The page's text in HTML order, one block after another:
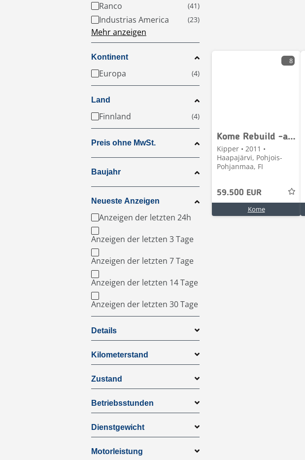
Ranco
Industrias America
Mehr anzeigen
Kontinent
Europa
Land
Finnland
Preis ohne MwSt.
Baujahr
Neueste Anzeigen
Anzeigen der letzten 24h
Anzeigen der letzten 3 Tage
Anzeigen der letzten 7 Tage
Anzeigen der letzten 14 Tage
Anzeigen der letzten 30 Tage
Details
Kilometerstand
Zustand
Betriebsstunden
Dienstgewicht
Motorleistung
8
Kome Rebuild -auka-5
Kipper • 2011 •
Haapajärvi, Pohjois-
Pohjanmaa, FI
59.500 EUR
Kome